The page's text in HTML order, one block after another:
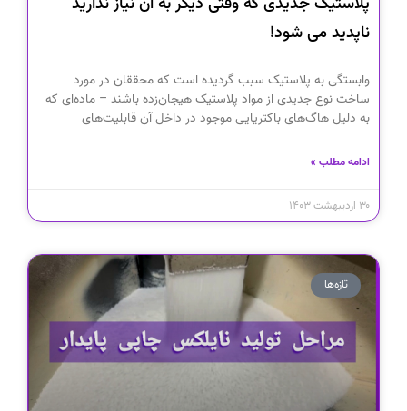
ناپدید می شود!
وابستگی به پلاستیک سبب گردیده است که محققان در مورد
ساخت نوع جدیدی از مواد پلاستیک هیجان‌زده باشند – ماده‌ای که
به دلیل هاگ‌های باکتریایی موجود در داخل آن قابلیت‌های
ادامه مطلب »
۳۰ اردیبهشت ۱۴۰۳
تازه‌ها